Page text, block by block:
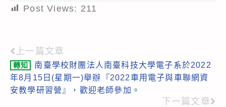
Post Views: 211
Read
more
articles
上一篇文章
轉知
南臺學校財團法人南臺科技大學電子系於2022
年8月15日(星期一)舉辦『2022車用電子與車聯網資
安教學研習營』，歡迎老師參加。
下一篇文章